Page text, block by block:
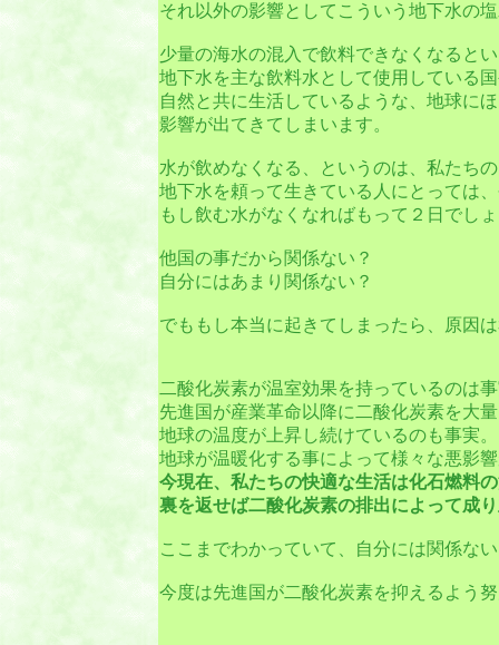
それ以外の影響としてこういう地下水の
少量の海水の混入で飲料できなくなると
地下水を主な飲料水として使用している
自然と共に生活しているような、地球に
影響が出てきてしまいます。
水が飲めなくなる、というのは、私たち
地下水を頼って生きている人にとっては
もし飲む水がなくなればもって２日でし
他国の事だから関係ない？
自分にはあまり関係ない？
でももし本当に起きてしまったら、原因
二酸化炭素が温室効果を持っているのは
先進国が産業革命以降に二酸化炭素を大
地球の温度が上昇し続けているのも事実。
地球が温暖化する事によって様々な悪影
今現在、私たちの快適な生活は化石燃料
裏を返せば二酸化炭素の排出によって成
ここまでわかっていて、自分には関係な
今度は先進国が二酸化炭素を抑えるよう